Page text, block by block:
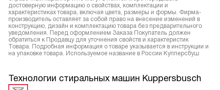
достоверную информацию о свойствах, комплектации и
характеристиках товара, включая цвета, размеры и формы. Фирма-
производитель оставляет за собой право на внесение изменений в
конструкцию, дизайн и комплектацию товара без предварительного
уведомления. Перед оформлением Заказа Покупатель должен
обратиться к Продавцу для уточнения свойств и характеристик
Товара. Подробная информация о товаре указывается в инструкции и
на упаковке товара. Используемое название в России Купперсбуш
Технологии стиральных машин Kuppersbusch